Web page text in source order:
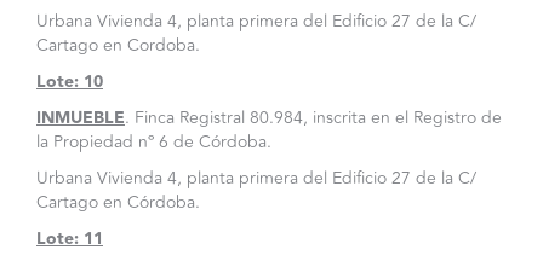
Urbana Vivienda 4, planta primera del Edificio 27 de la C/
Cartago en Cordoba.
Lote: 10
INMUEBLE. Finca Registral 80.984, inscrita en el Registro de
la Propiedad nº 6 de Córdoba.
Urbana Vivienda 4, planta primera del Edificio 27 de la C/
Cartago en Córdoba.
Lote: 11